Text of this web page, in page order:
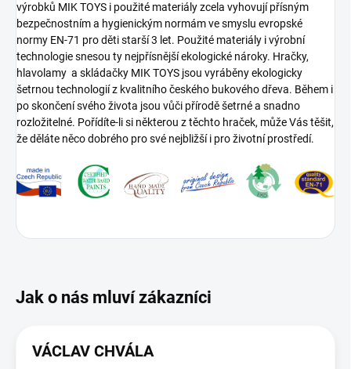
výrobků MIK TOYS i použité materiály zcela vyhovují přísným
bezpečnostním a hygienickým normám ve smyslu evropské
normy EN-71 pro děti starší 3 let. Použité materiály i výrobní
technologie snesou ty nejpřísnější ekologické nároky. Hračky,
hlavolamy a skládačky MIK TOYS jsou vyráběny ekologicky
šetrnou technologií z kvalitního českého bukového dřeva. Během i
po skončení svého života jsou vůči přírodě šetrné a snadno
rozložitelné. Pořídíte-li si některou z těchto hraček, může Vás těšit,
že děláte něco dobrého pro své nejbližší i pro životní prostředí.
VÁCLAV CHVÁLA